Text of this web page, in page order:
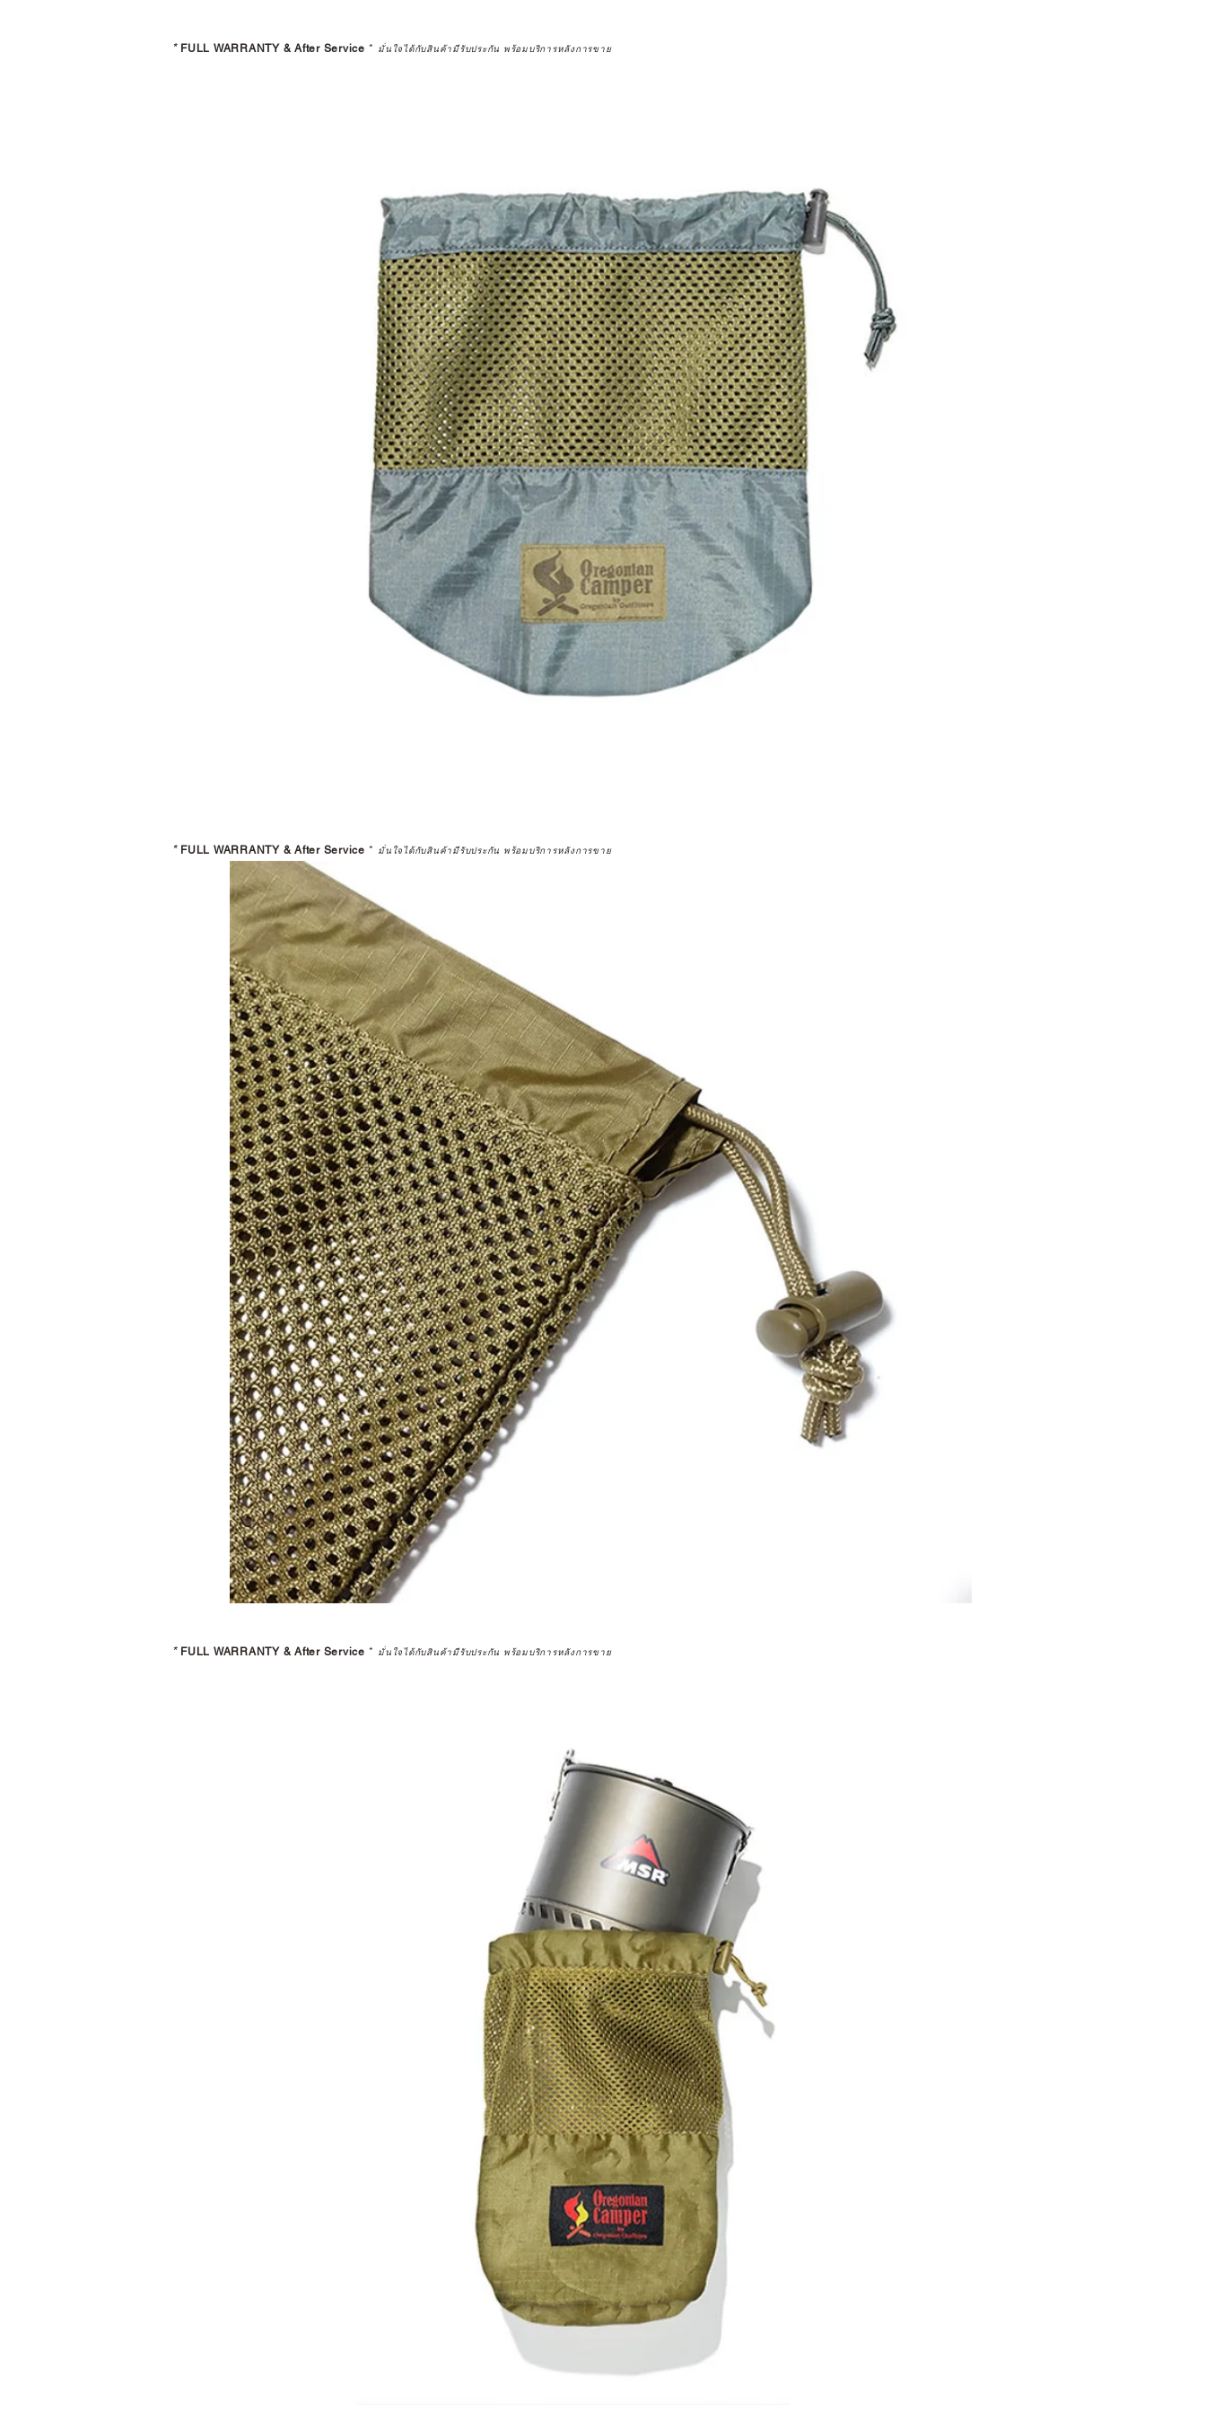
* FULL WARRANTY & After Service * มั่นใจได้กับสินค้ามีรับประกัน พร้อมบริการหลังการขาย
* FULL WARRANTY & After Service * มั่นใจได้กับสินค้ามีรับประกัน พร้อมบริการหลังการขาย
* FULL WARRANTY & After Service * มั่นใจได้กับสินค้ามีรับประกัน พร้อมบริการหลังการขาย